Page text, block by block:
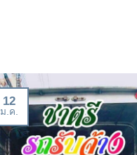
12
ม.ค.